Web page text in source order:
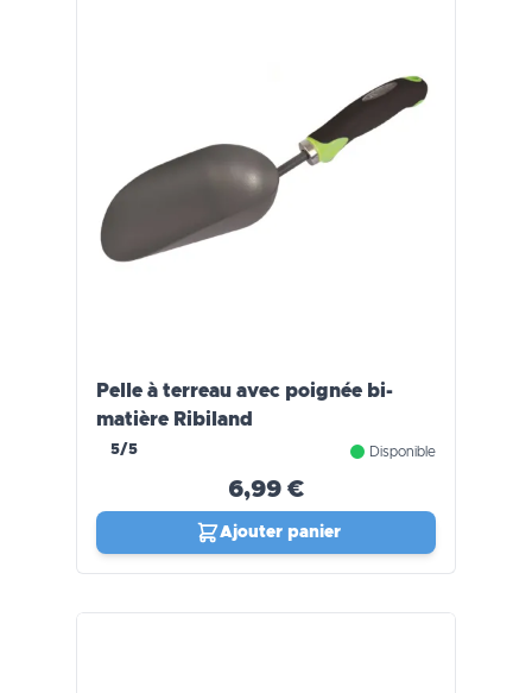
Pelle à terreau avec poignée bi-
matière Ribiland
5/5 Disponible
6,99 €
Ajouter panier